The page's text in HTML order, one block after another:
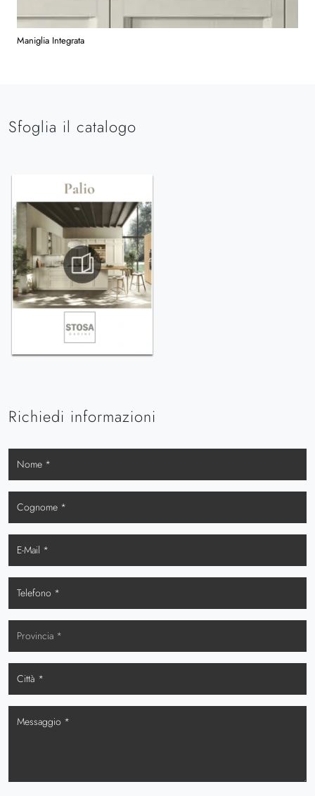
Maniglia Integrata
Sfoglia il catalogo
Richiedi informazioni